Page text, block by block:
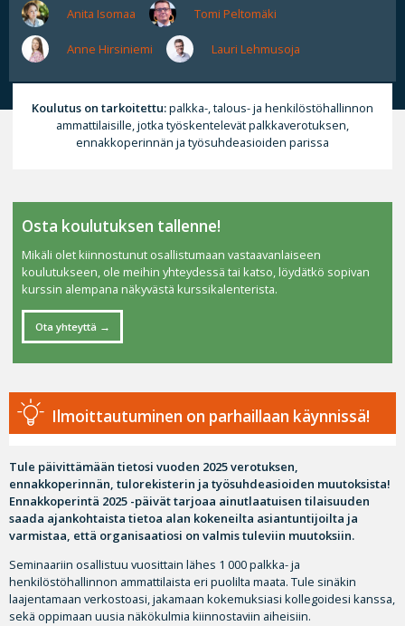
Anita Isomaa Tomi Peltomäki
Anne Hirsiniemi Lauri Lehmusoja
Koulutus on tarkoitettu:palkka-, talous- ja henkilöstöhallinnon
ammattilaisille, jotka työskentelevät palkkaverotuksen,
ennakkoperinnän ja työsuhdeasioiden parissa
Ilmoittautuminen on parhaillaan käynnissä!
Tule päivittämään tietosi vuoden 2025 verotuksen,
ennakkoperinnän, tulorekisterin ja työsuhdeasioiden muutoksista!
Ennakkoperintä 2025 -päivät tarjoaa ainutlaatuisen tilaisuuden
saada ajankohtaista tietoa alan kokeneilta asiantuntijoilta ja
varmistaa, että organisaatiosi on valmis tuleviin muutoksiin.
Seminaariin osallistuu vuosittain lähes 1 000 palkka- ja
henkilöstöhallinnon ammattilaista eri puolilta maata. Tule sinäkin
laajentamaan verkostoasi, jakamaan kokemuksiasi kollegoidesi kanssa,
sekä oppimaan uusia näkökulmia kiinnostaviin aiheisiin.
Osta koulutuksen tallenne!
Mikäli olet kiinnostunut osallistumaan vastaavanlaiseen
koulutukseen, ole meihin yhteydessä tai katso, löydätkö sopivan
kurssin alempana näkyvästä kurssikalenterista.
Ota yhteyttä